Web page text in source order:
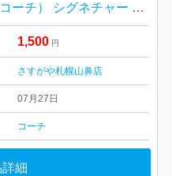
COACH（コーチ） シグネチャー ラウンドファスナー長財布
1,500 円
さすがや札幌山鼻店
07月27日
コーチ
細